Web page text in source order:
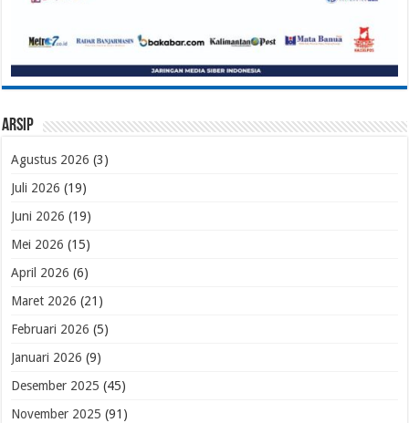
Arsip
Agustus 2026 (3)
Juli 2026 (19)
Juni 2026 (19)
Mei 2026 (15)
April 2026 (6)
Maret 2026 (21)
Februari 2026 (5)
Januari 2026 (9)
Desember 2025 (45)
November 2025 (91)